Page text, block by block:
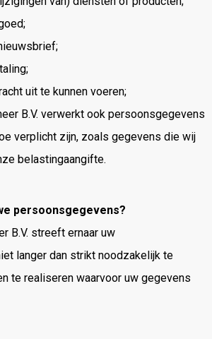
uit te kunnen voeren;
B.V. verwerkt ook persoonsgegevens
verplicht zijn, zoals gegevens die wij
belastingaangifte.
persoonsgegevens?
B.V. streeft ernaar uw
langer dan strikt noodzakelijk te
te realiseren waarvoor uw gegevens